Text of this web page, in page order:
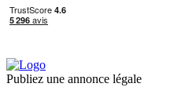
Publiez une annonce légale